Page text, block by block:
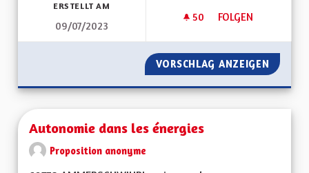
ERSTELLT AM
09/07/2023
50 50 FOLLOWER
FOLGEN
AUGMENTER LE
VORSCHLAG ANZEIGEN
Autonomie dans les énergies
Proposition anonyme